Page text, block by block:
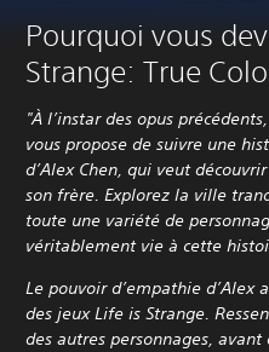
Pourquoi vous
Strange: True
"À l’instar des opus
vous propose de suivre une
d’Alex Chen, qui veut
son frère. Explorez la ville
toute une variété de
véritablement vie à cette
Le pouvoir d’empathie d’Alex
des jeux Life is Strange.
des autres personnages,